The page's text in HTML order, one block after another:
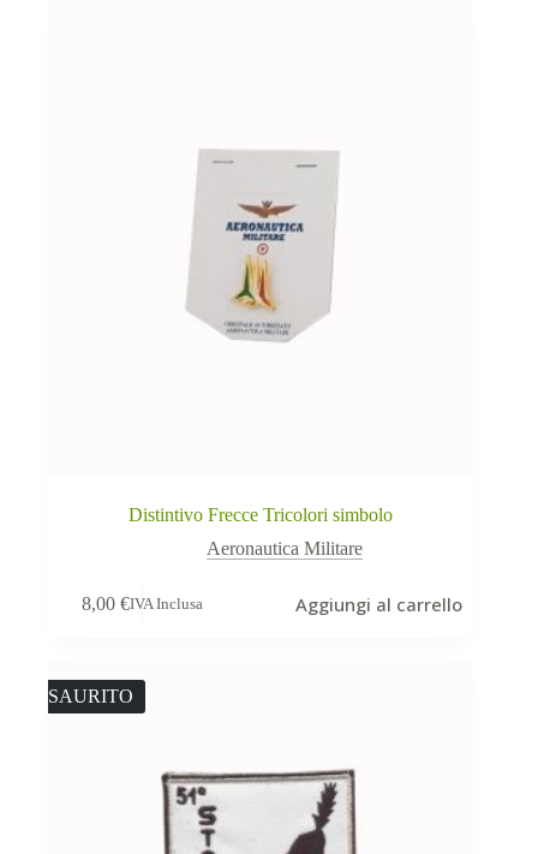
Distintivo Frecce Tricolori simbolo
Aeronautica Militare
8,00€IVA Inclusa Aggiungi al carrello
ESAURITO